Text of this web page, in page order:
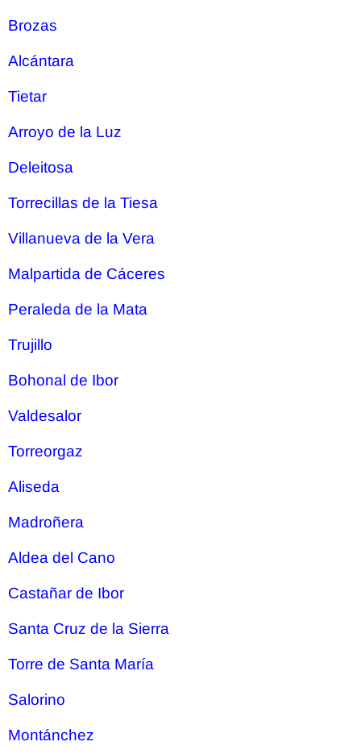
Brozas
Alcántara
Tietar
Arroyo de la Luz
Deleitosa
Torrecillas de la Tiesa
Villanueva de la Vera
Malpartida de Cáceres
Peraleda de la Mata
Trujillo
Bohonal de Ibor
Valdesalor
Torreorgaz
Aliseda
Madroñera
Aldea del Cano
Castañar de Ibor
Santa Cruz de la Sierra
Torre de Santa María
Salorino
Montánchez